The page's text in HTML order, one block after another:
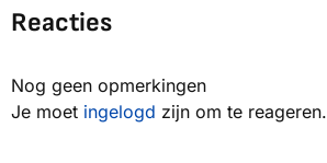
Reacties
Nog geen opmerkingen
Je moet ingelogd zijn om te reageren.